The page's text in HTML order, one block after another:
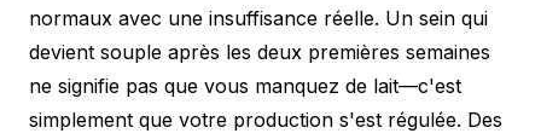
normaux avec une insuffisance réelle. Un sein qui
devient souple après les deux premières semaines
ne signifie pas que vous manquez de lait—c'est
simplement que votre production s'est régulée. Des